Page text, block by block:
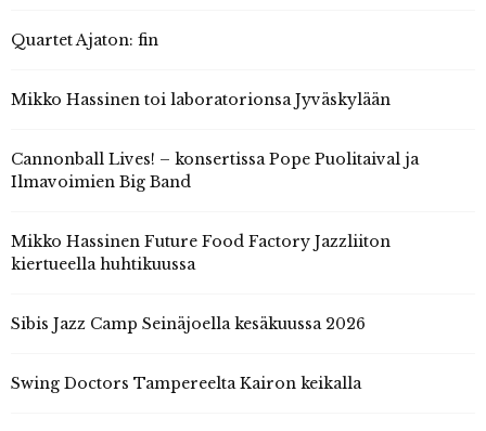
Quartet Ajaton: fin
Mikko Hassinen toi laboratorionsa Jyväskylään
Cannonball Lives! – konsertissa Pope Puolitaival ja
Ilmavoimien Big Band
Mikko Hassinen Future Food Factory Jazzliiton
kiertueella huhtikuussa
Sibis Jazz Camp Seinäjoella kesäkuussa 2026
Swing Doctors Tampereelta Kairon keikalla